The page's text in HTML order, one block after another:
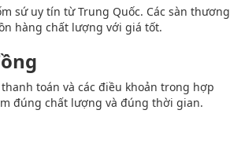
sứ uy tín từ Trung Quốc. Các sàn thương
hàng chất lượng với giá tốt.
toán và các điều khoản trong hợp
đúng chất lượng và đúng thời gian.